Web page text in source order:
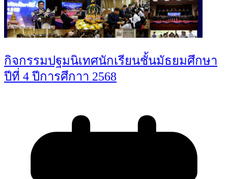
กิจกรรมปฐมนิเทศนักเรียนชั้นมัธยมศึกษา
ปีที่ 4 ปีการศึกาา 2568